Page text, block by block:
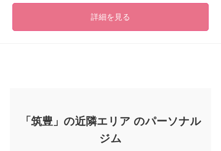
詳細を見る
「筑豊」の近隣エリア のパーソナル
ジム